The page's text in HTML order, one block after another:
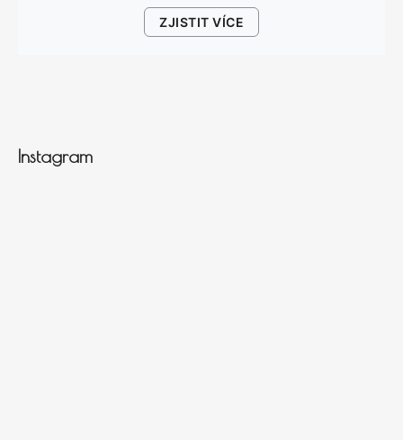
ZJISTIT VÍCE
Instagram